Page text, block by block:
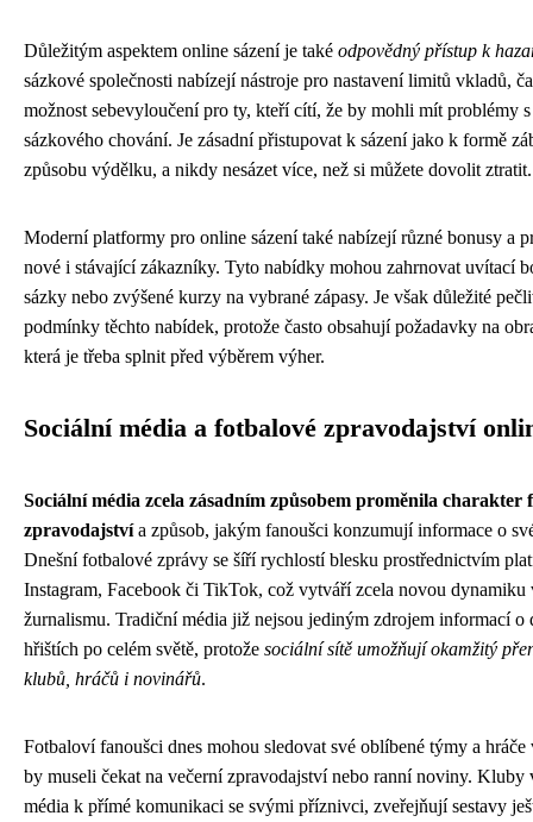
Důležitým aspektem online sázení je také odpovědný přístup k
sázkové společnosti nabízejí nástroje pro nastavení limitů vkladů,
možnost sebevyloučení pro ty, kteří cítí, že by mohli mít problémy
sázkového chování. Je zásadní přistupovat k sázení jako k formě
způsobu výdělku, a nikdy nesázet více, než si můžete dovolit ztratit.
Moderní platformy pro online sázení také nabízejí různé bonusy a
nové i stávající zákazníky. Tyto nabídky mohou zahrnovat uvítací
sázky nebo zvýšené kurzy na vybrané zápasy. Je však důležité
podmínky těchto nabídek, protože často obsahují požadavky na
která je třeba splnit před výběrem výher.
Sociální média a fotbalové zpravodajství
Sociální média zcela zásadním způsobem proměnila charakter
zpravodajstvía způsob, jakým fanoušci konzumují informace o
Dnešní fotbalové zprávy se šíří rychlostí blesku prostřednictvím
Instagram, Facebook či TikTok, což vytváří zcela novou dynamiku
žurnalismu. Tradiční média již nejsou jediným zdrojem informací o
hřištích po celém světě, protože sociální sítě umožňují okamžitý
klubů, hráčů i novinářů.
Fotbaloví fanoušci dnes mohou sledovat své oblíbené týmy a hráče
by museli čekat na večerní zpravodajství nebo ranní noviny.
média k přímé komunikaci se svými příznivci, zveřejňují sestavy